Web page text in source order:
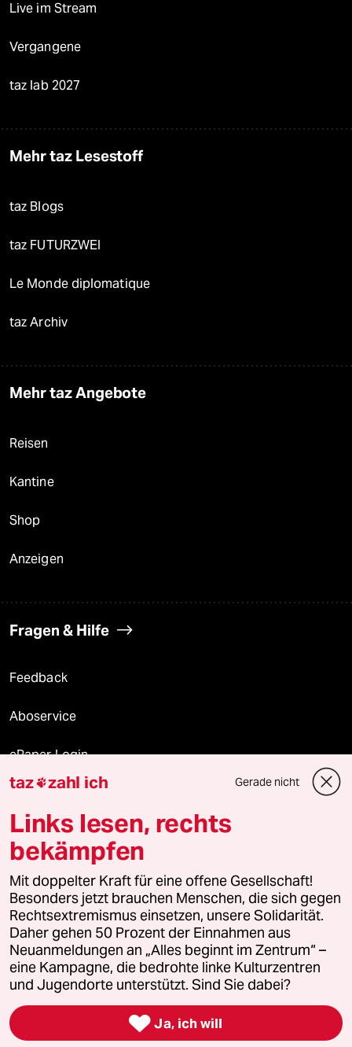
Live im Stream
Vergangene
taz lab 2027
Mehr taz Lesestoff
taz Blogs
taz FUTURZWEI
Le Monde diplomatique
taz Archiv
Mehr taz Angebote
Reisen
Kantine
Shop
Anzeigen
Fragen & Hilfe
Feedback
Aboservice
ePaper Login
Downloads für Abonnierende
© 2026 taz Verlags und Vertriebs GmbH
Alle Rechte vorbehalten. Bei rechtlichen Fragen oder für Genehmigungen
wenden Sie sich bitte an
lizenzen@taz.de
Feedback Redaktionsstatut Kommune-Richtlinien
Leitlinie Informant Datenschutz Impressum AGB
Seitenwende Einwilligungen widerrufen (Ads)
taz zahl ich Gerade nicht
Links lesen, rechts
bekämpfen
Mit doppelter Kraft für eine offene Gesellschaft!
Besonders jetzt brauchen Menschen, die sich gegen
Rechtsextremismus einsetzen, unsere Solidarität.
Daher gehen 50 Prozent der Einnahmen aus
Neuanmeldungen an „Alles beginnt im Zentrum“ –
eine Kampagne, die bedrohte linke Kulturzentren
und Jugendorte unterstützt. Sind Sie dabei?
 Ja, ich will